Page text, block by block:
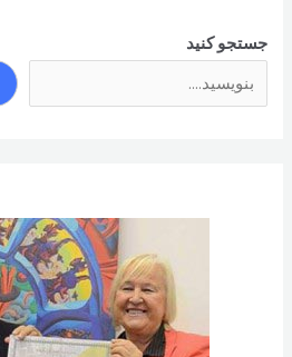
جستجو کنید